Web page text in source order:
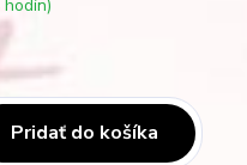
Pridať do košíka